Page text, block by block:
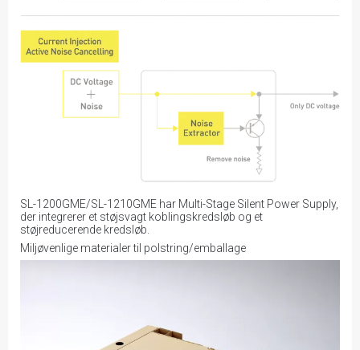
SL-1200GME/SL-1210GME har Multi-Stage Silent Power Supply,
der integrerer et støjsvagt koblingskredsløb og et
støjreducerende kredsløb.
Miljøvenlige materialer til polstring/emballage